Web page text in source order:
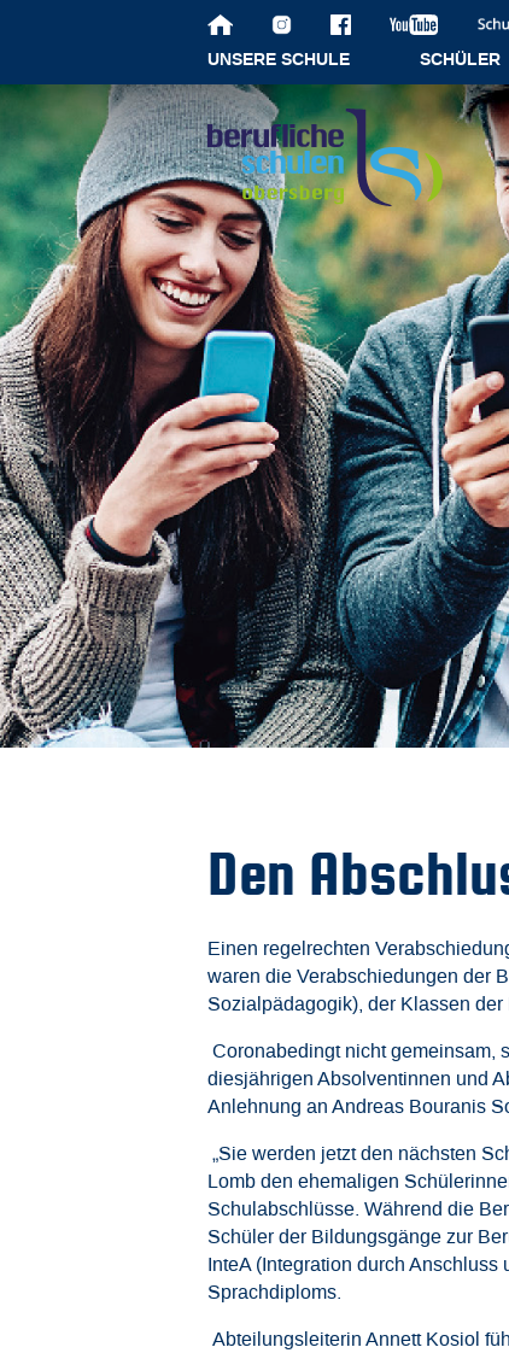
UNSERE SCHULE SCHÜLER
Den
Einen regelrechten
waren die Verabschiedungen der
Sozialpädagogik), der Klassen
Coronabedingt nicht gemeinsam,
diesjährigen Absolventinnen und
Anlehnung an Andreas Bouranis
„Sie werden jetzt den nächsten
Lomb den ehemaligen
Schulabschlüsse. Während die
Schüler der Bildungsgänge zur
InteA (Integration durch
Sprachdiploms.
Abteilungsleiterin Annett Kosiol